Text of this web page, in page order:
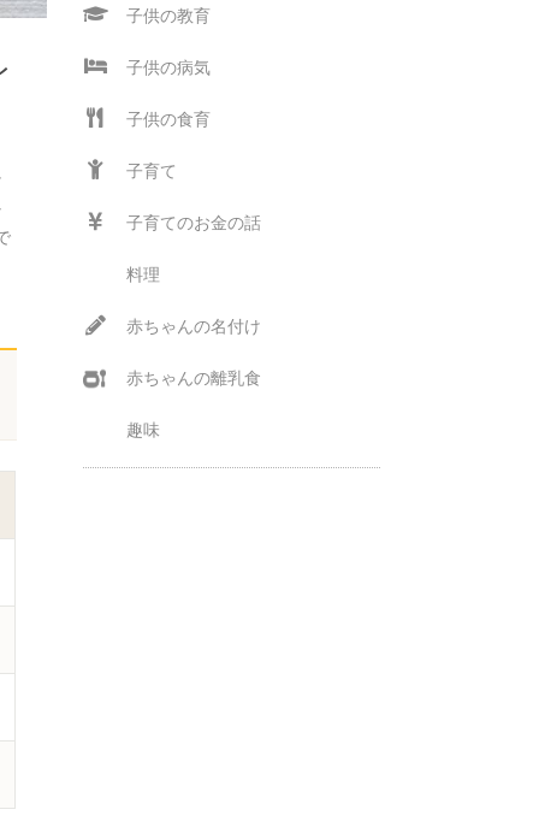
子供の教育
子供の病気
子供の食育
子育て
子育てのお金の話
料理
赤ちゃんの名付け
赤ちゃんの離乳食
趣味